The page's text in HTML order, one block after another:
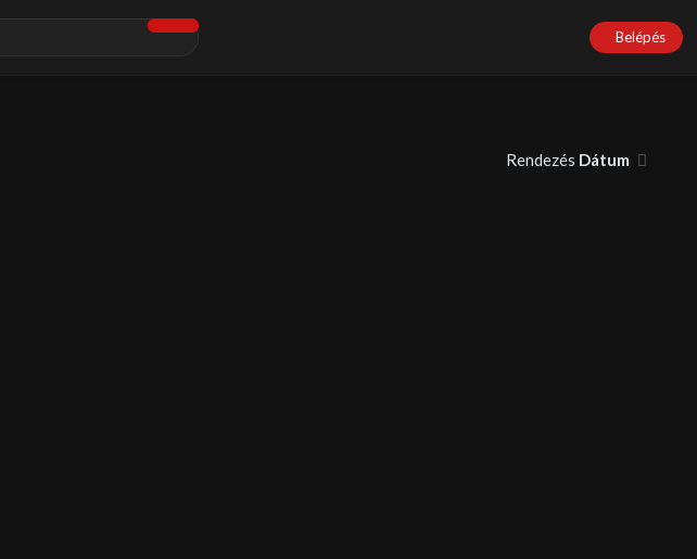
Belépés
Rendezés Dátum